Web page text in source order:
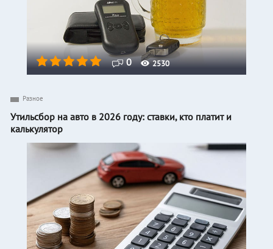
0 2530
Разное
Утильсбор на авто в 2026 году: ставки, кто платит и
калькулятор